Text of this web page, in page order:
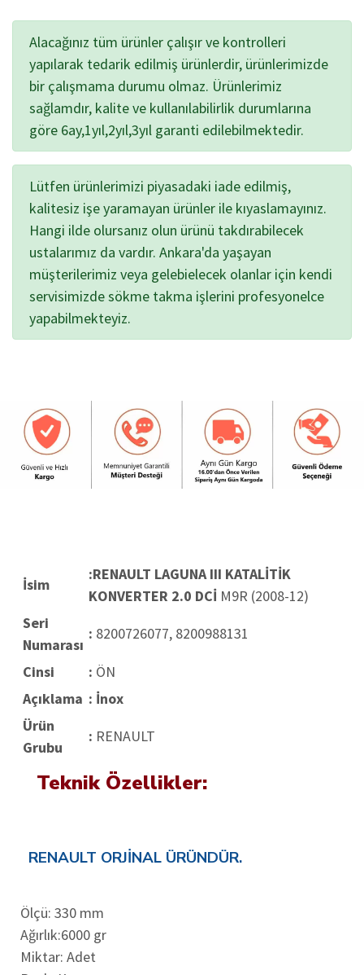
Alacağınız tüm ürünler çalışır ve kontrolleri
yapılarak tedarik edilmiş ürünlerdir, ürünlerimizde
bir çalışmama durumu olmaz. Ürünlerimiz
sağlamdır, kalite ve kullanılabilirlik durumlarına
göre 6ay,1yıl,2yıl,3yıl garanti edilebilmektedir.
Lütfen ürünlerimizi piyasadaki iade edilmiş,
kalitesiz işe yaramayan ürünler ile kıyaslamayınız.
Hangi ilde olursanız olun ürünü takdırabilecek
ustalarımız da vardır. Ankara'da yaşayan
müşterilerimiz veya gelebielecek olanlar için kendi
servisimizde sökme takma işlerini profesyonelce
yapabilmekteyiz.
İsim
:RENAULT LAGUNA III KATALİTİK
KONVERTER 2.0 DCİ M9R (2008-12)
Seri
Numarası
: 8200726077, 8200988131
Cinsi : ÖN
Açıklama : İnox
Ürün
Grubu
: RENAULT
Teknik Özellikler:
RENAULT ORJİNAL ÜRÜNDÜR.
Ölçü: 330 mm
Ağırlık:6000 gr
Miktar: Adet